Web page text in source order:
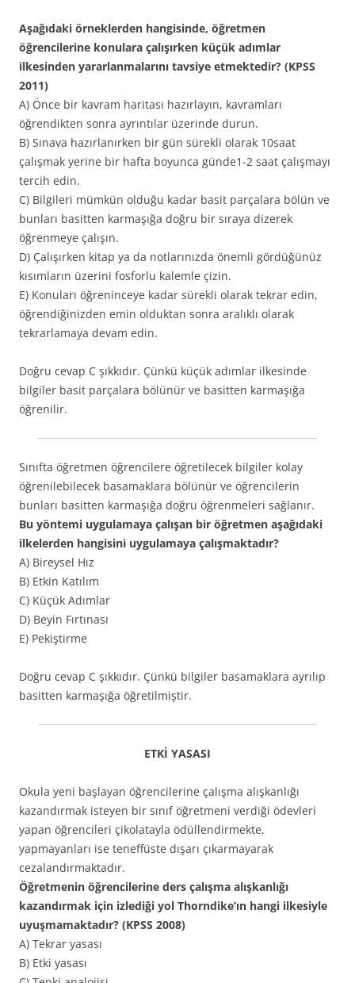
Aşağıdaki örneklerden hangisinde, öğretmen
öğrencilerine konulara çalışırken küçük adımlar
ilkesinden yararlanmalarını tavsiye etmektedir? (KPSS
2011)
A) Önce bir kavram haritası hazırlayın, kavramları
öğrendikten sonra ayrıntılar üzerinde durun.
B) Sınava hazırlanırken bir gün sürekli olarak 10saat
çalışmak yerine bir hafta boyunca günde1-2 saat çalışmayı
tercih edin.
C) Bilgileri mümkün olduğu kadar basit parçalara bölün ve
bunları basitten karmaşığa doğru bir sıraya dizerek
öğrenmeye çalışın.
D) Çalışırken kitap ya da notlarınızda önemli gördüğünüz
kısımların üzerini fosforlu kalemle çizin.
E) Konuları öğreninceye kadar sürekli olarak tekrar edin,
öğrendiğinizden emin olduktan sonra aralıklı olarak
tekrarlamaya devam edin.
Doğru cevap C şıkkıdır. Çünkü küçük adımlar ilkesinde
bilgiler basit parçalara bölünür ve basitten karmaşığa
öğrenilir.
Sınıfta öğretmen öğrencilere öğretilecek bilgiler kolay
öğrenilebilecek basamaklara bölünür ve öğrencilerin
bunları basitten karmaşığa doğru öğrenmeleri sağlanır.
Bu yöntemi uygulamaya çalışan bir öğretmen aşağıdaki
ilkelerden hangisini uygulamaya çalışmaktadır?
A) Bireysel Hız
B) Etkin Katılım
C) Küçük Adımlar
D) Beyin Fırtınası
E) Pekiştirme
Doğru cevap C şıkkıdır. Çünkü bilgiler basamaklara ayrılıp
basitten karmaşığa öğretilmiştir.
ETKİ YASASI
Okula yeni başlayan öğrencilerine çalışma alışkanlığı
kazandırmak isteyen bir sınıf öğretmeni verdiği ödevleri
yapan öğrencileri çikolatayla ödüllendirmekte,
yapmayanları ise teneffüste dışarı çıkarmayarak
cezalandırmaktadır.
Öğretmenin öğrencilerine ders çalışma alışkanlığı
kazandırmak için izlediği yol Thorndike’ın hangi ilkesiyle
uyuşmamaktadır? (KPSS 2008)
A) Tekrar yasası
B) Etki yasası